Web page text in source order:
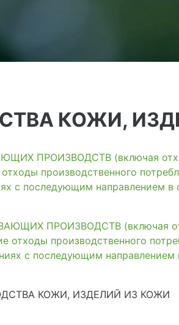
КОЖИ,
ПРОИЗВОДСТВ (включая
производственного
с последующим направлением
ПРОИЗВОДСТВ (включая
отходы производственного
с последующим
КОЖИ, ИЗДЕЛИЙ ИЗ КОЖИ